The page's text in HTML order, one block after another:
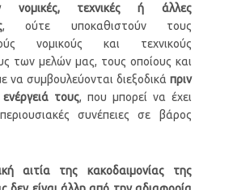
νομικές, τεχνικές ή άλλες
, ούτε υποκαθιστούν τους
νομικούς και τεχνικούς
των μελών μας, τους οποίους και
να συμβουλεύονται διεξοδικά πριν
τους, που μπορεί να έχει
συνέπειες σε βάρος
αιτία της κακοδαιμονίας της